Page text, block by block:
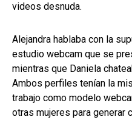
videos desnuda.
Alejandra hablaba con la
estudio webcam que se
mientras que Daniela
Ambos perfiles tenían la
trabajo como modelo
otras mujeres para generar